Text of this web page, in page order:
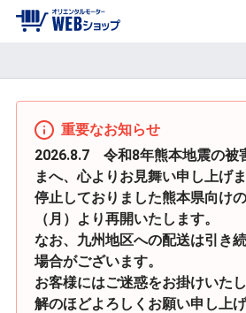
企業情報
カート
重要なお知らせ
2026.8.7 令和8年熊本地震の被
まへ、心よりお見舞い申し上げま
停止しておりました熊本県向け
（月）より再開いたします。
なお、九州地区への配送は引き
場合がございます。
お客様にはご迷惑をお掛けいた
解のほどよろしくお願い申し上げ